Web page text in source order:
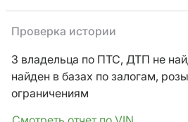
Проверка истории
3 владельца по ПТС, ДТП не
найден в базах по залогам,
ограничениям